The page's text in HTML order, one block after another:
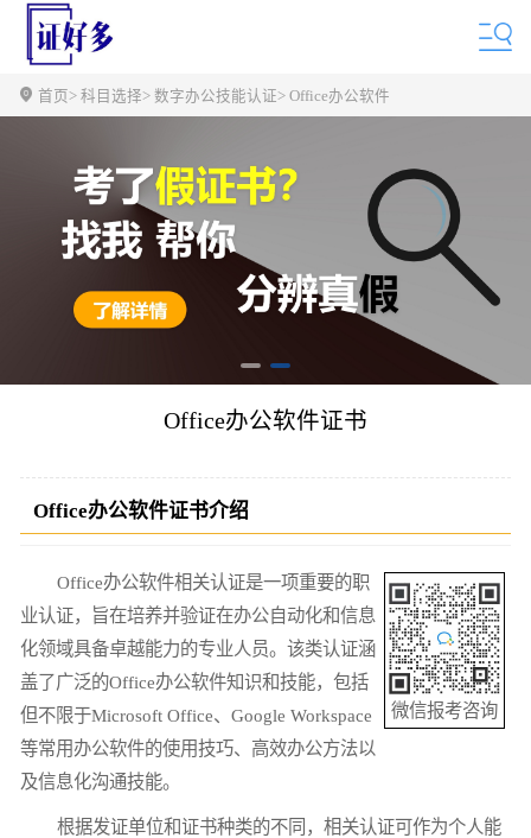
首页> 科目选择> 数字办公技能认证> Office办公软件
Office办公软件证书
Office办公软件证书介绍
微信报考咨询
Office办公软件相关认证是一项重要的职
业认证，旨在培养并验证在办公自动化和信息
化领域具备卓越能力的专业人员。该类认证涵
盖了广泛的Office办公软件知识和技能，包括
但不限于Microsoft Office、Google Workspace
等常用办公软件的使用技巧、高效办公方法以
及信息化沟通技能。
根据发证单位和证书种类的不同，相关认证可作为个人能